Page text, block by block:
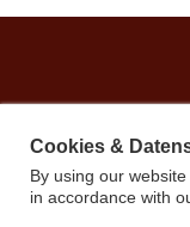
Cookies &
By using our
in accordance with